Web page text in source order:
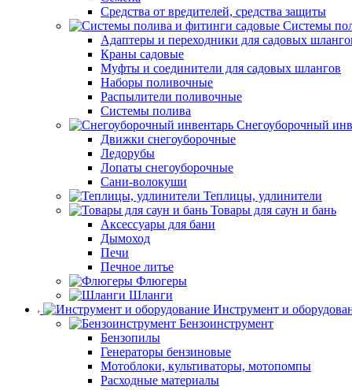
Средства от вредителей, средства защиты
Системы
Адаптеры и переходники для садовых
Краны садовые
Муфты и соединители для садовых шлангов
Наборы поливочные
Распылители поливочные
Системы полива
Снегоуборочный
Движки снегоуборочные
Ледорубы
Лопаты снегоуборочные
Сани-волокуши
Теплицы, удлинители
Товары для саун и бань
Аксессуары для бани
Дымоход
Печи
Печное литье
Флюгеры
Шланги
Инструмент и
Бензоинструмент
Бензопилы
Генераторы бензиновые
Мотоблоки, культиваторы, мотопомпы
Расходные материалы